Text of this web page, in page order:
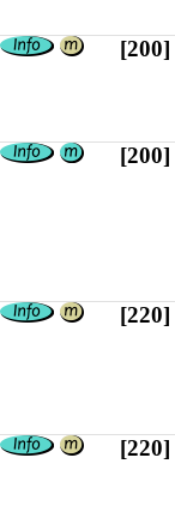
[200]
[200]
[220]
[220]